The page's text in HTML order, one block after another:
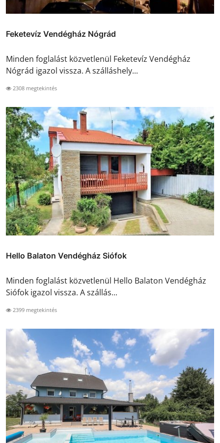
Feketevíz Vendégház Nógrád
Minden foglalást közvetlenül Feketevíz Vendégház
Nógrád igazol vissza. A szálláshely...
2308 megtekintés
Hello Balaton Vendégház Siófok
Minden foglalást közvetlenül Hello Balaton Vendégház
Siófok igazol vissza. A szállás...
2399 megtekintés